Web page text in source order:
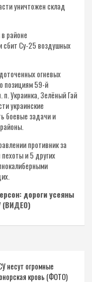
уничтожен склад
районе
сбит Су-25 воздушных
огневых
позициям 59-й
Украинка, Зелёный Гай
украинские
боевые задачи и
противник за
и 5 других
дороги усеяны
(ВИДЕО)
несут огромные
кровь (ФОТО)